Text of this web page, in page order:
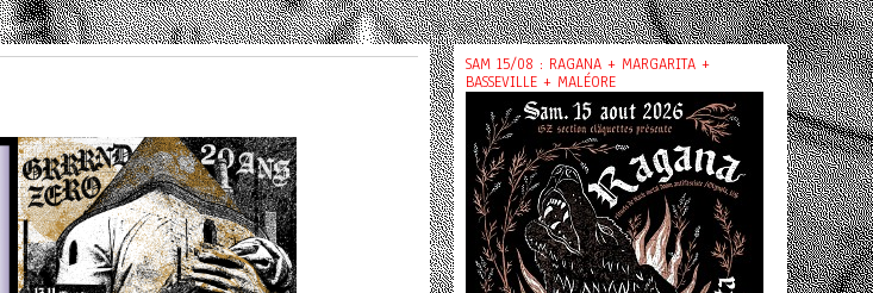
SAM 15/08 : RAGANA + MARGARITA +
BASSEVILLE + MALÉORE